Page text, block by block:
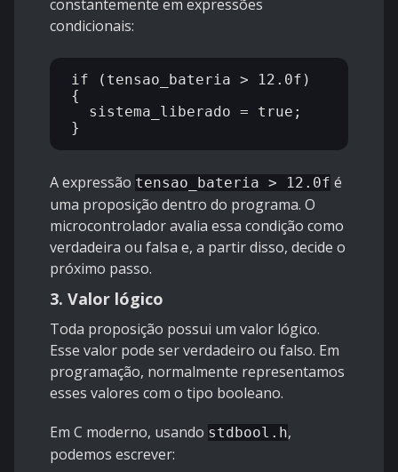
constantemente em expressões
condicionais:
if (tensao_bateria > 12.0f)
{
A expressão tensao_bateria > 12.0f é
uma proposição dentro do programa. O
microcontrolador avalia essa condição como
verdadeira ou falsa e, a partir disso, decide o
próximo passo.
3. Valor lógico
Toda proposição possui um valor lógico.
Esse valor pode ser verdadeiro ou falso. Em
programação, normalmente representamos
esses valores com o tipo booleano.
Em C moderno, usando stdbool.h,
podemos escrever: